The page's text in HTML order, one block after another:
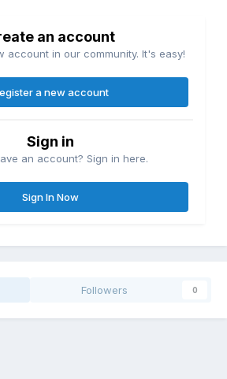
an account
account in our community. It's easy!
a new account
Sign in
an account? Sign in here.
Sign In Now
Followers 0